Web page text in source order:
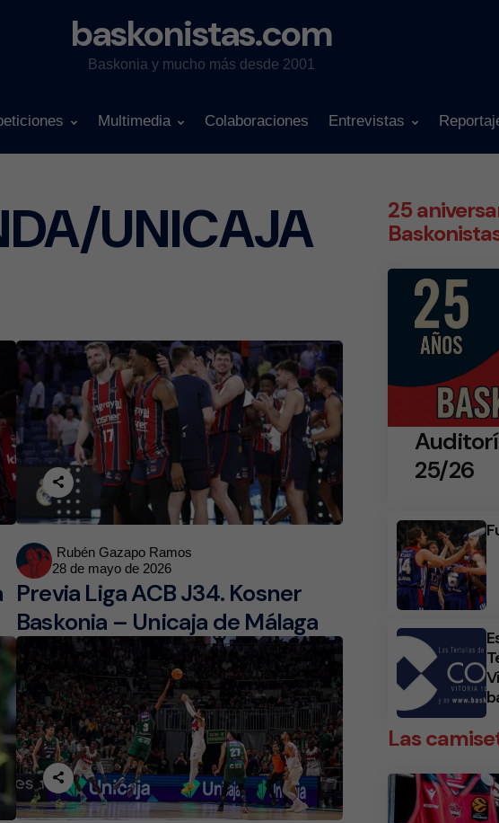
baskonistas.com
Baskonia y mucho más desde 2001
Multimedia Colaboraciones Entrevistas
UNICAJA
Posted
by
Rubén Gazapo Ramos
28 de mayo de 2026
Previa Liga ACB J34. Kosner
Baskonia – Unicaja de Málaga
25
25/26
Las